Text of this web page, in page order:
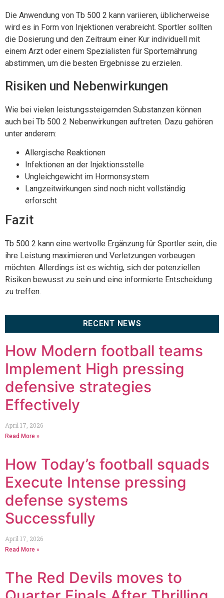
Die Anwendung von Tb 500 2 kann variieren, üblicherweise
wird es in Form von Injektionen verabreicht. Sportler sollten
die Dosierung und den Zeitraum einer Kur individuell mit
einem Arzt oder einem Spezialisten für Sporternährung
abstimmen, um die besten Ergebnisse zu erzielen.
Risiken und Nebenwirkungen
Wie bei vielen leistungssteigernden Substanzen können
auch bei Tb 500 2 Nebenwirkungen auftreten. Dazu gehören
unter anderem:
Allergische Reaktionen
Infektionen an der Injektionsstelle
Ungleichgewicht im Hormonsystem
Langzeitwirkungen sind noch nicht vollständig
erforscht
Fazit
Tb 500 2 kann eine wertvolle Ergänzung für Sportler sein, die
ihre Leistung maximieren und Verletzungen vorbeugen
möchten. Allerdings ist es wichtig, sich der potenziellen
Risiken bewusst zu sein und eine informierte Entscheidung
zu treffen.
RECENT NEWS
How Modern football teams
Implement High pressing
defensive strategies
Effectively
April 17, 2026
Read More »
How Today’s football squads
Execute Intense pressing
defense systems
Successfully
April 17, 2026
Read More »
The Red Devils moves to